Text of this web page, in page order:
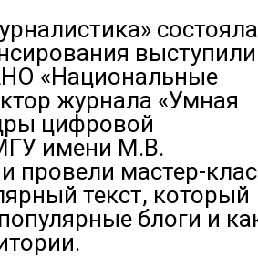
выступили
«Национальные
журнала «Умная
цифровой
имени М.В.
провели мастер-
текст, который
блоги и